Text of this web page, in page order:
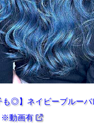
も◎】ネイビーブルーバ
※動画有